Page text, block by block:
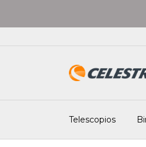
Telescopios